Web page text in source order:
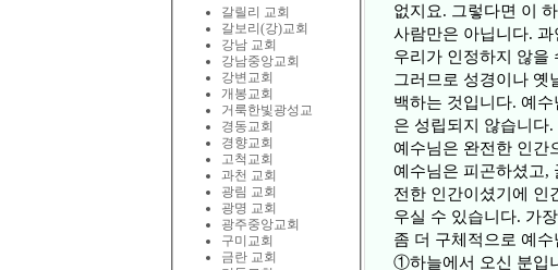
갈릴리 교회
갈보리(강)교회
강남 교회
강남중앙교회
강변교회
개봉교회
거룩한빛광성교
경동교회
경향교회
고척교회
과천 교회
광림 교회
광명 교회
광주중앙교회
구미교회
금란 교회
없지요. 그렇다면 이
사람만은 아닙니다.
우리가 인정하지 않을
그러므로 성경이나 옛
백하는 것입니다. 예
은 성립되지 않습니다.
예수님은 완전한 인간
예수님은 피곤하셨고,
전한 인간이셨기에 인
우실 수 있습니다. 가
좀 더 구체적으로 예
①하늘에서 오신 분입